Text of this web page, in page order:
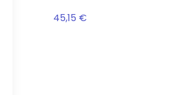
SUR COMMANDE, commandes@rectifshop.fr
45,15 €